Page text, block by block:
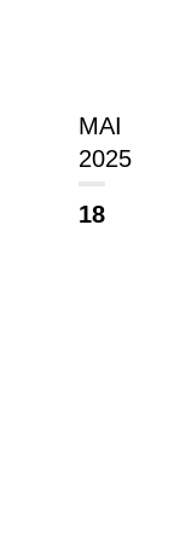
MAI
2025
18